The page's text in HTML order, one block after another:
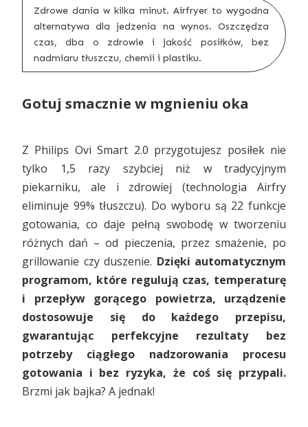
Zdrowe dania w kilka minut. Airfryer to wygodna
alternatywa dla jedzenia na wynos. Oszczędza
czas, dba o zdrowie i jakość posiłków, bez
nadmiaru tłuszczu, chemii i plastiku.
Gotuj smacznie w mgnieniu oka
Z Philips Ovi Smart 2.0 przygotujesz posiłek nie
tylko 1,5 razy szybciej niż w tradycyjnym
piekarniku, ale i zdrowiej (technologia Airfry
eliminuje 99% tłuszczu). Do wyboru są 22 funkcje
gotowania, co daje pełną swobodę w tworzeniu
różnych dań – od pieczenia, przez smażenie, po
grillowanie czy duszenie. Dzięki automatycznym
programom, które regulują czas, temperaturę
i przepływ gorącego powietrza, urządzenie
dostosowuje się do każdego przepisu,
gwarantując perfekcyjne rezultaty bez
potrzeby ciągłego nadzorowania procesu
gotowania i bez ryzyka, że coś się przypali.
Brzmi jak bajka? A jednak!